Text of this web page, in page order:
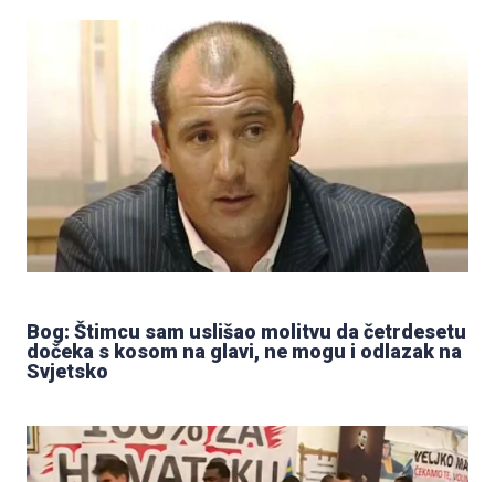
Bog: Štimcu sam uslišao molitvu da četrdesetu
dočeka s kosom na glavi, ne mogu i odlazak na
Svjetsko